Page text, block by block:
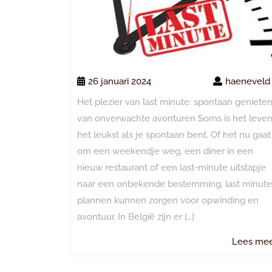
26 januari 2024
haeneveld
Het plezier van last minute: spontaan genieten
van onverwachte avonturen Soms is het leven
het leukst als je spontaan bent. Of het nu gaat
om een weekendje weg, een diner in een
nieuw restaurant of een last-minute uitstapje
naar een onbekende bestemming, last minute
plannen kunnen zorgen voor opwinding en
avontuur. In België zijn er […]
Lees